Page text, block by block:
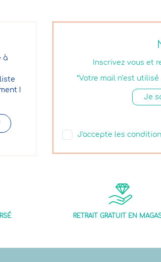
à
!
Inscrivez vous et
*Votre mail n’est
J'accepte les
RETRAIT GRATUIT EN